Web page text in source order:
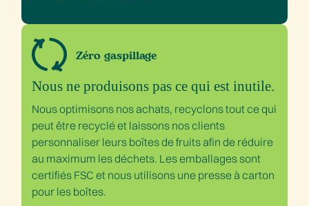
Zéro gaspillage
Nous ne produisons pas ce qui est inutile.
Nous optimisons nos achats, recyclons tout ce qui
peut être recyclé et laissons nos clients
personnaliser leurs boîtes de fruits afin de réduire
au maximum les déchets. Les emballages sont
certifiés FSC et nous utilisons une presse à carton
pour les boîtes.